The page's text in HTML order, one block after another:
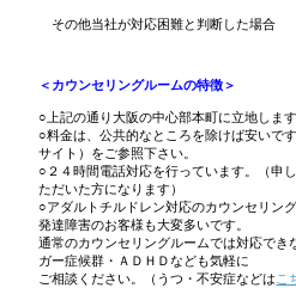
その他当社が対応困難と判断した場合
＜カウンセリングルームの特徴＞
○ 上記の通り大阪の中心部本町に立地します
○料金は、公共的なところを除けば安いで
サイト）をご参照下さい。
○２４時間電話対応を行っています。（申
ただいた方になります）
○アダルトチルドレン対応のカウンセリン
発達障害のお客様も大変多いです。
通常のカウンセリングルームでは対応でき
ガー症候群・ＡＤＨＤなども気軽に
ご相談ください。（うつ・不安症などは こ